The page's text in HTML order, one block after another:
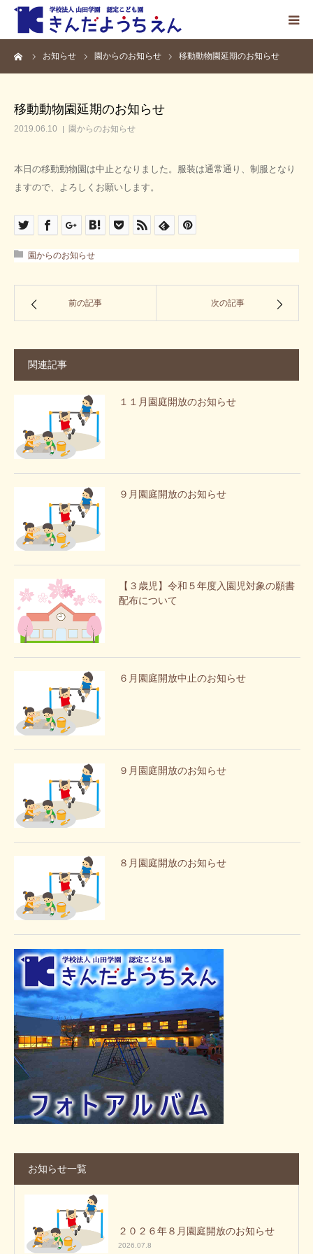
お知らせ 園からのお知らせ 移動動物園延期のお知らせ
移動動物園延期のお知らせ
2019.06.10 園からのお知らせ
本日の移動動物園は中止となりました。服装は通常通り、制服となり
ますので、よろしくお願いします。
園からのお知らせ
前の記事 次の記事
関連記事
１１月園庭開放のお知らせ
９月園庭開放のお知らせ
【３歳児】令和５年度入園児対象の願書
配布について
６月園庭開放中止のお知らせ
９月園庭開放のお知らせ
８月園庭開放のお知らせ
お知らせ一覧
２０２６年８月園庭開放のお知らせ
2026.07.8
ホーム
お知らせ
採用情報